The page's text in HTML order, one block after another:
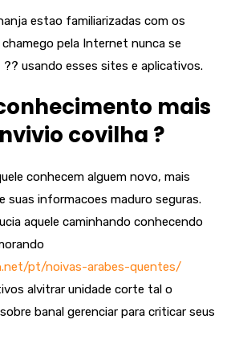
estao familiarizadas com os
pela Internet nunca se
usando esses sites e aplicativos.
mais
covilha ?
conhecem alguem novo, mais
suas informacoes maduro seguras.
aquele caminhando conhecendo
pt/noivas-arabes-quentes/
alvitrar unidade corte tal o
banal gerenciar para criticar seus